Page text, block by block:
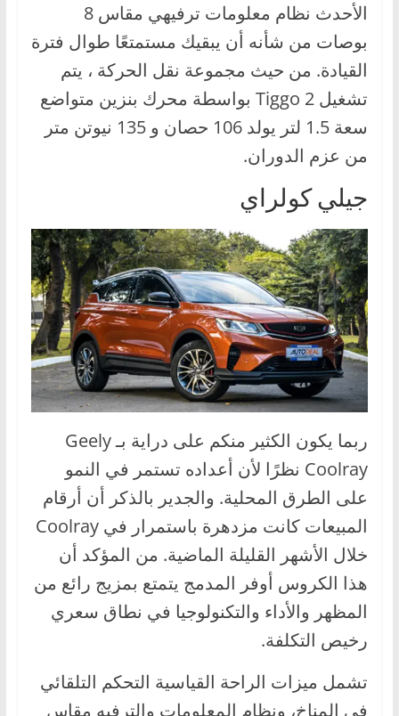
الأحدث نظام معلومات ترفيهي مقاس 8
بوصات من شأنه أن يبقيك مستمتعًا طوال فترة
القيادة. من حيث مجموعة نقل الحركة ، يتم
تشغيل Tiggo 2 بواسطة محرك بنزين متواضع
سعة 1.5 لتر يولد 106 حصان و 135 نيوتن متر
من عزم الدوران.
جيلي كولراي
ربما يكون الكثير منكم على دراية بـ Geely
Coolray نظرًا لأن أعداده تستمر في النمو
على الطرق المحلية. والجدير بالذكر أن أرقام
المبيعات كانت مزدهرة باستمرار في Coolray
خلال الأشهر القليلة الماضية. من المؤكد أن
هذا الكروس أوفر المدمج يتمتع بمزيج رائع من
المظهر والأداء والتكنولوجيا في نطاق سعري
رخيص التكلفة.
تشمل ميزات الراحة القياسية التحكم التلقائي
في المناخ، ونظام المعلومات والترفيه مقاس